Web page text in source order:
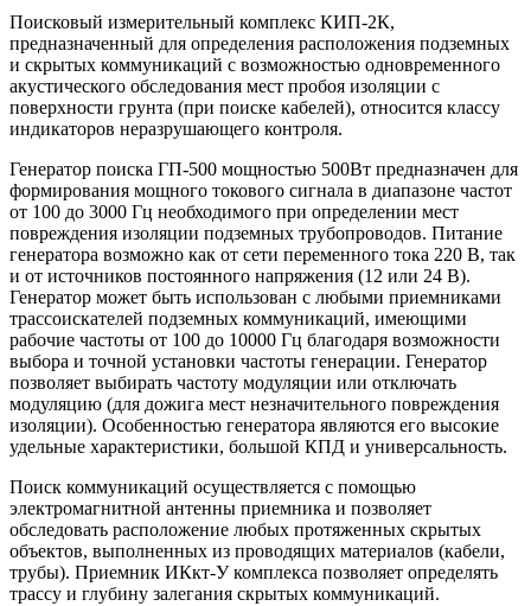
Поисковый измерительный комплекс КИП-2К,
предназначенный для определения расположения подземных
и скрытых коммуникаций с возможностью одновременного
акустического обследования мест пробоя изоляции с
поверхности грунта (при поиске кабелей), относится классу
индикаторов неразрушающего контроля.
Генератор поиска ГП-500 мощностью 500Вт предназначен для
формирования мощного токового сигнала в диапазоне частот
от 100 до 3000 Гц необходимого при определении мест
повреждения изоляции подземных трубопроводов. Питание
генератора возможно как от сети переменного тока 220 В, так
и от источников постоянного напряжения (12 или 24 В).
Генератор может быть использован с любыми приемниками
трассоискателей подземных коммуникаций, имеющими
рабочие частоты от 100 до 10000 Гц благодаря возможности
выбора и точной установки частоты генерации. Генератор
позволяет выбирать частоту модуляции или отключать
модуляцию (для дожига мест незначительного повреждения
изоляции). Особенностью генератора являются его высокие
удельные характеристики, большой КПД и универсальность.
Поиск коммуникаций осуществляется с помощью
электромагнитной антенны приемника и позволяет
обследовать расположение любых протяженных скрытых
объектов, выполненных из проводящих материалов (кабели,
трубы). Приемник ИКкт-У комплекса позволяет определять
трассу и глубину залегания скрытых коммуникаций.